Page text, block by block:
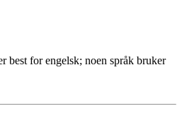
best for engelsk; noen språk bruker